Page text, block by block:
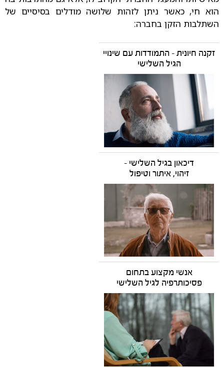
הוא חי, כאשר ניתן לזהות שלושה מודלים בסיסיים של
השתלבות הזקן בחברה:
זקנה חיונית - התמודדות עם שינויי
הגיל השלישי
דיכאון בגיל השלישי -
זיהוי, איתור וטיפול
אנשי מקצוע בתחום
פסיכותרפיה לגיל השלישי